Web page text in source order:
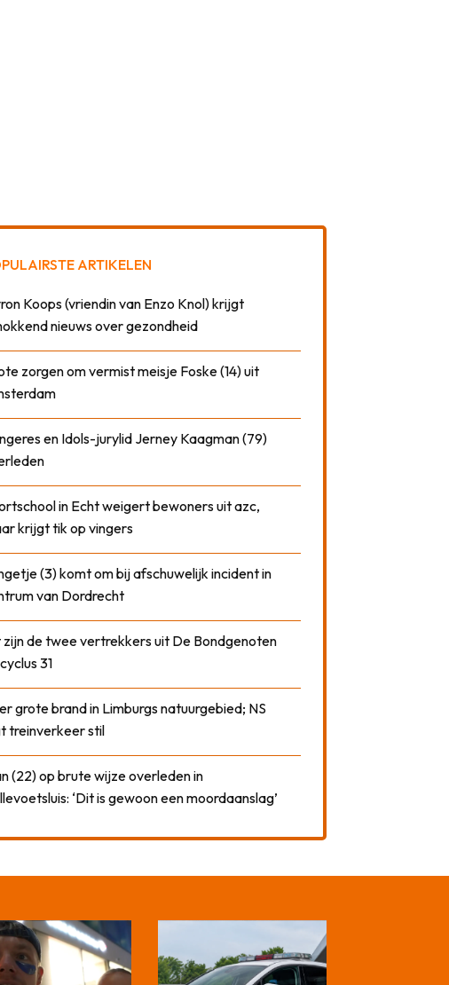
ARTIKELEN
Koops (vriendin van Enzo Knol) krijgt
nieuws over gezondheid
zorgen om vermist meisje Foske (14) uit
en Idols-jurylid Jerney Kaagman (79)
in Echt weigert bewoners uit azc,
krijgt tik op vingers
(3) komt om bij afschuwelijk incident in
van Dordrecht
zijn de twee vertrekkers uit De Bondgenoten
31
grote brand in Limburgs natuurgebied; NS
treinverkeer stil
(22) op brute wijze overleden in
‘Dit is gewoon een moordaanslag’